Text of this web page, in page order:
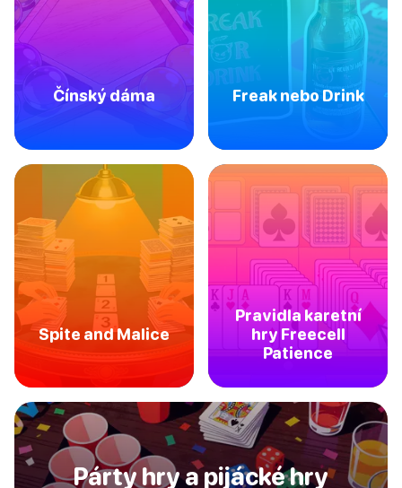
Čínský dáma Freak nebo Drink
Spite and Malice
Pravidla karetní
hry Freecell
Patience
Párty hry a pijácké hry